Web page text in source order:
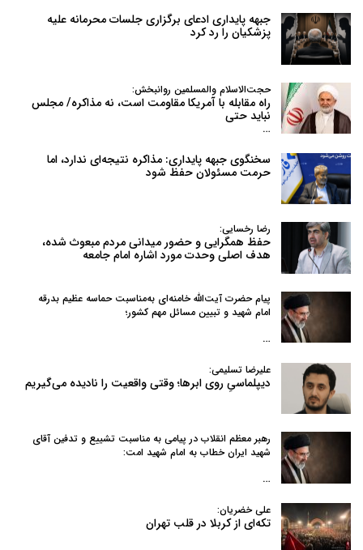
جبهه پایداری ادعای برگزاری جلسات محرمانه علیه
پزشکیان را رد کرد
حجت‌الاسلام والمسلمین روانبخش:
راه مقابله با آمریکا مقاومت است، نه مذاکره/ مجلس
نباید حتی
…
سخنگوی جبهه پایداری: مذاکره نتیجه‌ای ندارد، اما
حرمت مسئولان حفظ شود
رضا رخسایی:
حفظ همگرایی و حضور میدانی مردم مبعوث شده،
هدف اصلی وحدت مورد اشاره امام جامعه
پیام حضرت آیت‌الله خامنه‌ای به‌مناسبت حماسه عظیم بدرقه
امام شهید و تبیین مسائل مهم کشور؛
…
علیرضا تسلیمی:
دیپلماسیِ روی ابرها؛ وقتی واقعیت را نادیده می‌گیریم
رهبر معظم انقلاب در پیامی به‌ مناسبت تشییع و تدفین آقای
شهید ایران خطاب به امام شهید امت:
…
علی خضریان:
تکه‌ای از کربلا در قلب تهران